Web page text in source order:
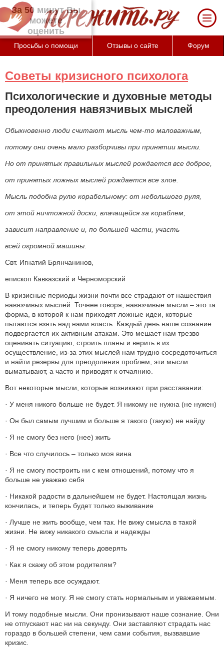
За 50 минут Вы можете оценить тяжесть
своего состояния и его психологические
причины (бесплатно)
Просьбы о помощи Отзывы о сайте Форум
Советы кризисного психолога
Психологические и духовные методы
преодоления навязчивых мыслей
Обыкновенно люди считают мысль чем-то маловажным,
потому они очень мало разборчивы при принятии мысли.
Но от принятых правильных мыслей рождается все доброе,
от принятых ложных мыслей рождается все злое.
Мысль подобна рулю корабельному: от небольшого руля,
от этой ничтожной доски, влачащейся за кораблем,
зависит направление и, по большей части, участь
всей огромной машины.
Свт. Игнатий Брянчанинов,
епископ Кавказский и Черноморский
В кризисные периоды жизни почти все страдают от нашествия
навязчивых мыслей. Точнее говоря, навязчивые мысли – это та
форма, в которой к нам приходят ложные идеи, которые
пытаются взять над нами власть. Каждый день наше сознание
подвергается их активным атакам. Это мешает нам трезво
оценивать ситуацию, строить планы и верить в их
осуществление, из-за этих мыслей нам трудно сосредоточиться
и найти резервы для преодоления проблем, эти мысли
выматывают, а часто и приводят к отчаянию.
Вот некоторые мысли, которые возникают при расставании:
· У меня никого больше не будет. Я никому не нужна (не нужен)
· Он был самым лучшим и больше я такого (такую) не найду
· Я не смогу без него (нее) жить
· Все что случилось – только моя вина
· Я не смогу построить ни с кем отношений, потому что я
больше не уважаю себя
· Никакой радости в дальнейшем не будет. Настоящая жизнь
кончилась, и теперь будет только выживание
· Лучше не жить вообще, чем так. Не вижу смысла в такой
жизни. Не вижу никакого смысла и надежды
· Я не смогу никому теперь доверять
· Как я скажу об этом родителям?
· Меня теперь все осуждают.
· Я ничего не могу. Я не смогу стать нормальным и уважаемым.
И тому подобные мысли. Они пронизывают наше сознание. Они
не отпускают нас ни на секунду. Они заставляют страдать нас
гораздо в большей степени, чем сами события, вызвавшие
кризис.